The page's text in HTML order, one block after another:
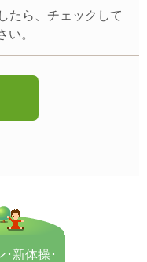
たら、チェックして
い。
･新体操･